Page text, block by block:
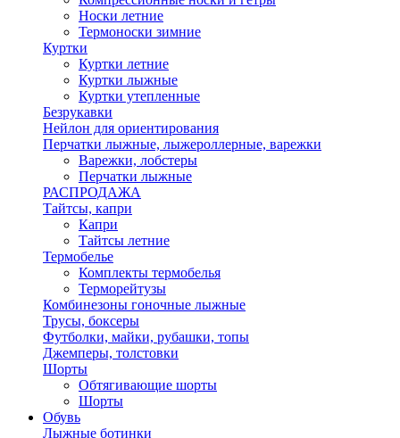
Носки летние
Термоноски зимние
Куртки
Куртки летние
Куртки лыжные
Куртки утепленные
Безрукавки
Нейлон для ориентирования
Перчатки лыжные, лыжероллерные, варежки
Варежки, лобстеры
Перчатки лыжные
РАСПРОДАЖА
Тайтсы, капри
Капри
Тайтсы летние
Термобелье
Комплекты термобелья
Терморейтузы
Комбинезоны гоночные лыжные
Трусы, боксеры
Футболки, майки, рубашки, топы
Джемперы, толстовки
Шорты
Обтягивающие шорты
Шорты
Обувь
Лыжные ботинки